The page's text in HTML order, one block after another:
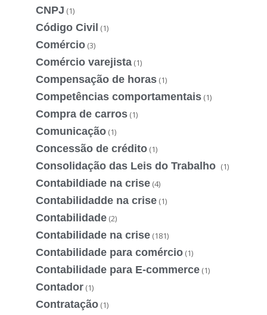
CNPJ (1)
Código Civil (1)
Comércio (3)
Comércio varejista (1)
Compensação de horas (1)
Competências comportamentais (1)
Compra de carros (1)
Comunicação (1)
Concessão de crédito (1)
Consolidação das Leis do Trabalho (1)
Contabildiade na crise (4)
Contabilidadde na crise (1)
Contabilidade (2)
Contabilidade na crise (181)
Contabilidade para comércio (1)
Contabilidade para E-commerce (1)
Contador (1)
Contratação (1)